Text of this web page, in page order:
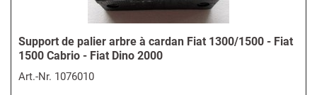
Support de palier arbre à cardan Fiat 1300/1500 - Fiat
1500 Cabrio - Fiat Dino 2000
Art.-Nr. 1076010